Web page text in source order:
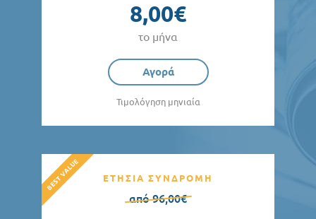
8,00€
το μήνα
Αγορά
Τιμολόγηση μηνιαία
ΕΤΗΣΙΑ ΣΥΝΔΡΟΜΗ
από 96,00€